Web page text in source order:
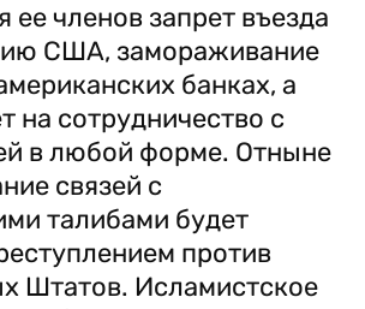
ее членов запрет въезда
США, замораживание
банках, а
на сотрудничество с
в любой форме. Отныне
связей с
талибами будет
против
Штатов. Исламистское